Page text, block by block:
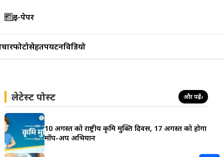
ई-पेपर
फोटोसेहतपर्यटनविडियो
लेटेस्ट पोस्ट और पढ़ें›
10 अगस्त को राष्ट्रीय कृमि मुक्ति दिवस, 17 अगस्त को होगा
मॉप-अप अभियान